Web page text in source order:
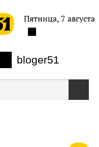
bloger51
Пятница, 7 августа